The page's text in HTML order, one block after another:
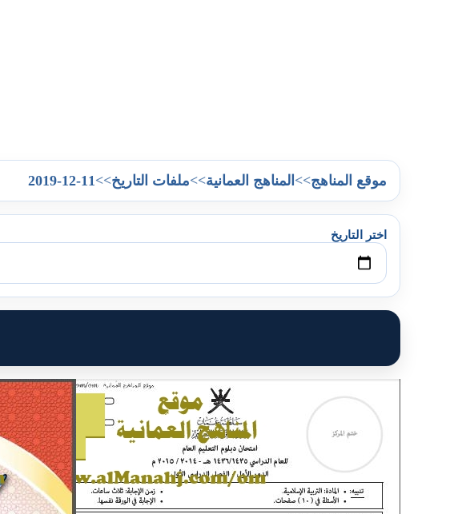
موقع المناهج>> المناهج العمانية>>ملفات التاريخ>>
2019-12-11
اختر التاريخ